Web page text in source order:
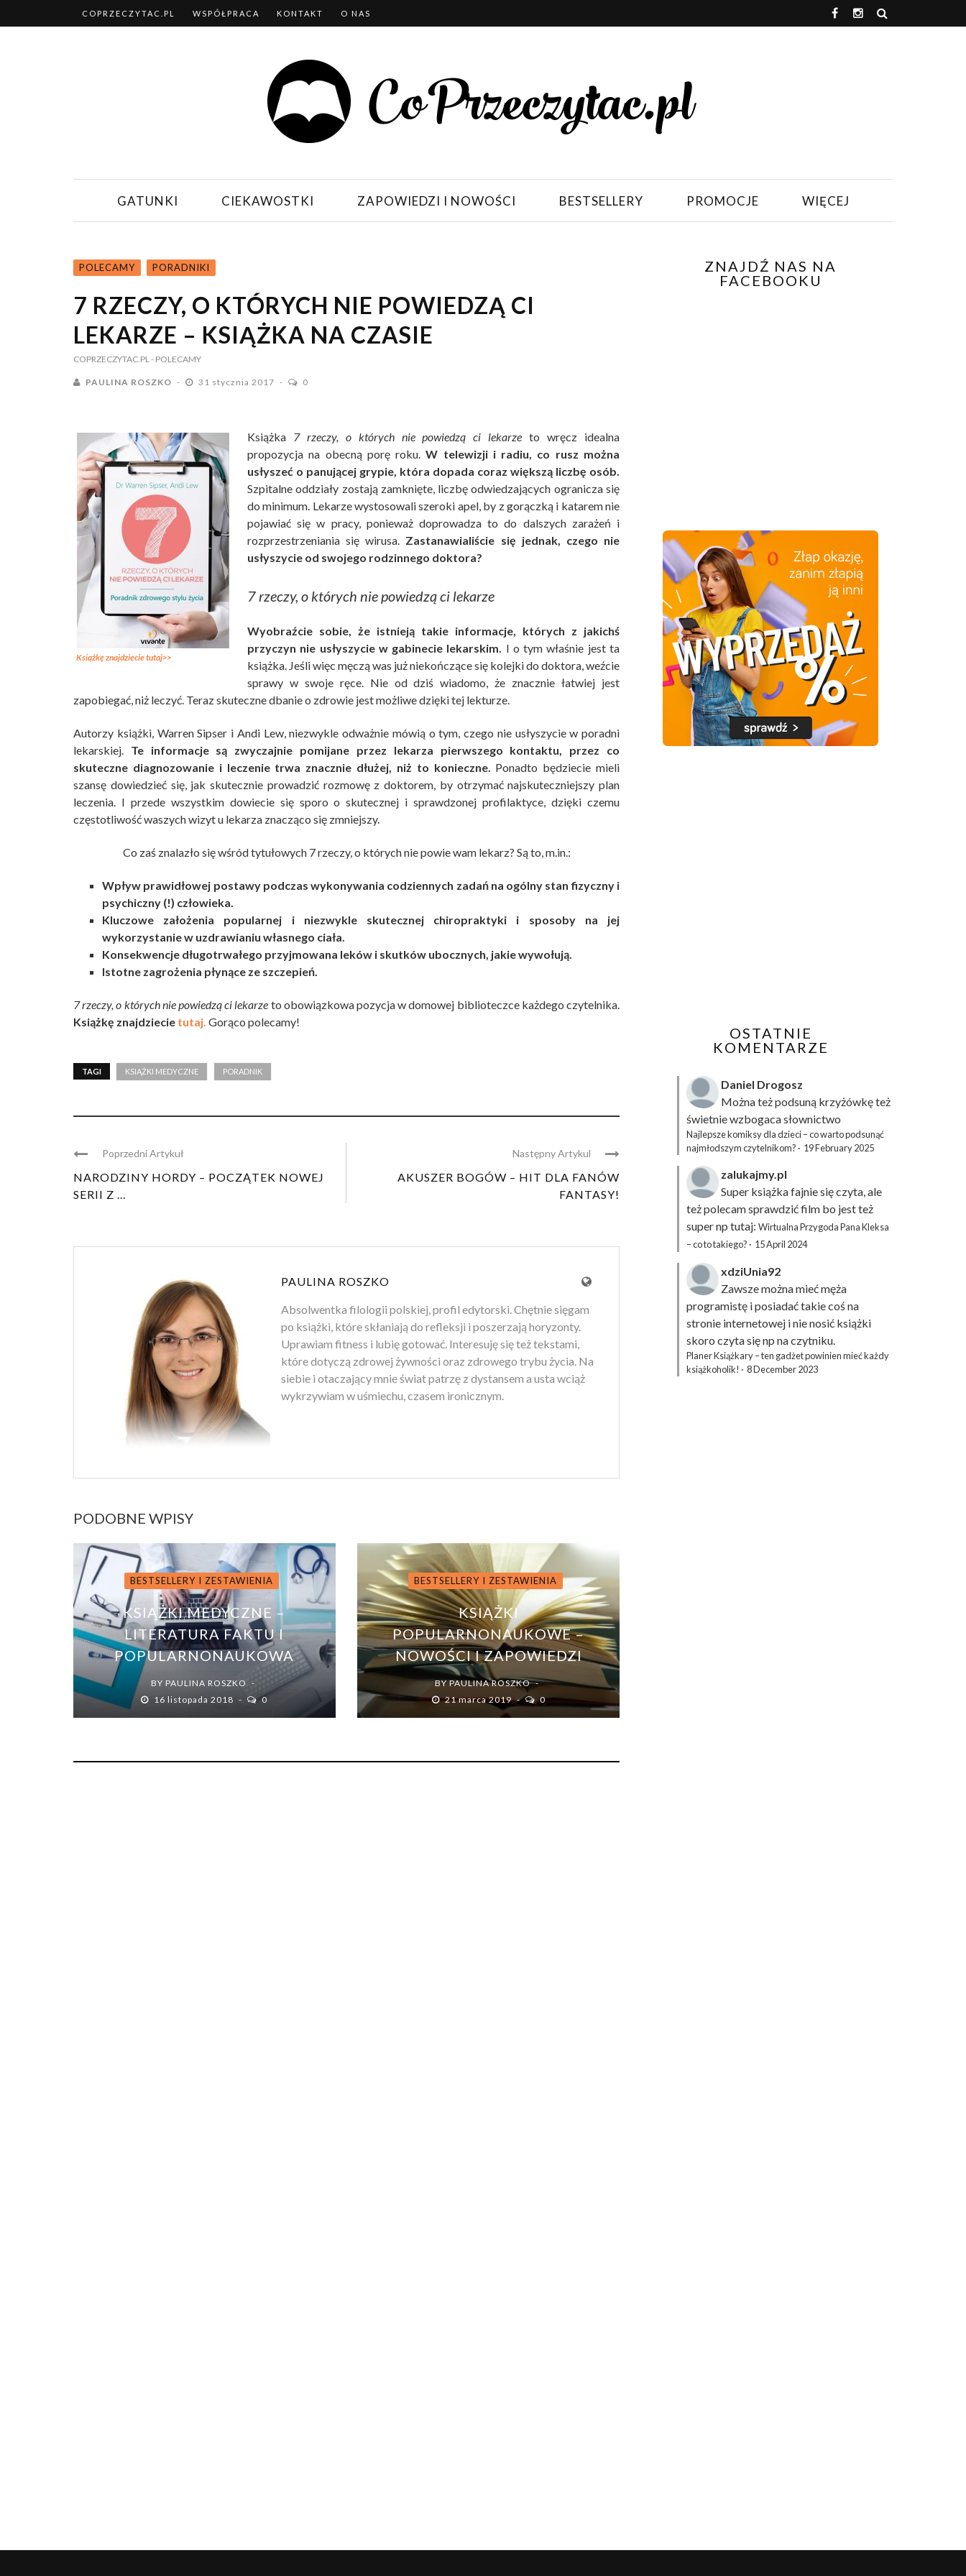
COPRZECZYTAC.PL WSPÓŁPRACA KONTAKT O NAS
GATUNKI CIEKAWOSTKI ZAPOWIEDZI I NOWOŚCI BESTSELLERY PROMOCJE WIĘCEJ
POLECAMY PORADNIKI
7 RZECZY, O KTÓRYCH NIE POWIEDZĄ CI
LEKARZE – KSIĄŻKA NA CZASIE
COPRZECZYTAC.PL- POLECAMY
PAULINA ROSZKO 31 stycznia 2017 0
Książkę znajdziecie tutaj>>
Książka 7 rzeczy, o których nie powiedzą ci lekarze to wręcz idealna
propozycja na obecną porę roku.W telewizji i radiu, co rusz można
usłyszeć o panującej grypie, która dopada coraz większą liczbę osób.
Szpitalne oddziały zostają zamknięte, liczbę odwiedzających ogranicza się
do minimum. Lekarze wystosowali szeroki apel, by z gorączką i katarem nie
pojawiać się w pracy, ponieważ doprowadza to do dalszych zarażeń i
rozprzestrzeniania się wirusa. Zastanawialiście się jednak, czego nie
usłyszycie od swojego rodzinnego doktora?
7 rzeczy, o których nie powiedzą ci lekarze
Wyobraźcie sobie, że istnieją takie informacje, których z jakichś
przyczyn nie usłyszycie w gabinecie lekarskim. I o tym właśnie jest ta
książka. Jeśli więc męczą was już niekończące się kolejki do doktora, weźcie
sprawy w swoje ręce. Nie od dziś wiadomo, że znacznie łatwiej jest
zapobiegać, niż leczyć. Teraz skuteczne dbanie o zdrowie jest możliwe dzięki tej lekturze.
Autorzy książki, Warren Sipser i Andi Lew, niezwykle odważnie mówią o tym, czego nie usłyszycie w poradni
lekarskiej. Te informacje są zwyczajnie pomijane przez lekarza pierwszego kontaktu, przez co
skuteczne diagnozowanie i leczenie trwa znacznie dłużej, niż to konieczne. Ponadto będziecie mieli
szansę dowiedzieć się, jak skutecznie prowadzić rozmowę z doktorem, by otrzymać najskuteczniejszy plan
leczenia. I przede wszystkim dowiecie się sporo o skutecznej i sprawdzonej profilaktyce, dzięki czemu
częstotliwość waszych wizyt u lekarza znacząco się zmniejszy.
Co zaś znalazło się wśród tytułowych 7 rzeczy, o których nie powie wam lekarz? Są to, m.in.:
Wpływ prawidłowej postawy podczas wykonywania codziennych zadań na ogólny stan fizyczny i
psychiczny (!) człowieka.
Kluczowe założenia popularnej i niezwykle skutecznej chiropraktyki i sposoby na jej
wykorzystanie w uzdrawianiu własnego ciała.
Konsekwencje długotrwałego przyjmowana leków i skutków ubocznych, jakie wywołują.
Istotne zagrożenia płynące ze szczepień.
7 rzeczy, o których nie powiedzą ci lekarze to obowiązkowa pozycja w domowej biblioteczce każdego czytelnika.
Książkę znajdziecie tutaj. Gorąco polecamy!
TAGI KSIĄŻKI MEDYCZNE PORADNIK
Poprzedni Artykuł
NARODZINY HORDY – POCZĄTEK NOWEJ
SERII Z ...
Następny Artykul
AKUSZER BOGÓW – HIT DLA FANÓW
FANTASY!
PAULINA ROSZKO
Absolwentka filologii polskiej, profil edytorski. Chętnie sięgam
po książki, które skłaniają do refleksji i poszerzają horyzonty.
Uprawiam fitness i lubię gotować. Interesuję się też tekstami,
które dotyczą zdrowej żywności oraz zdrowego trybu życia. Na
siebie i otaczający mnie świat patrzę z dystansem a usta wciąż
wykrzywiam w uśmiechu, czasem ironicznym.
PODOBNE WPISY
BESTSELLERY I ZESTAWIENIA
KSIĄŻKI MEDYCZNE –
LITERATURA FAKTU I
POPULARNONAUKOWA
BY PAULINA ROSZKO
16 listopada 2018
0
BESTSELLERY I ZESTAWIENIA
KSIĄŻKI
POPULARNONAUKOWE –
NOWOŚCI I ZAPOWIEDZI
BYPAULINA ROSZKO
21 marca 2019
0
ZNAJDŹ NAS NA
FACEBOOKU
OSTATNIE
KOMENTARZE
Daniel Drogosz
Można też podsuną krzyżówkęteż
świetnie wzbogaca słownictwo
Najlepsze komiksy dla dzieci – co warto podsunąć
najmłodszym czytelnikom? · 19 February 2025
zalukajmy.pl
Super książka fajnie się czyta, ale
też polecam sprawdzić film bo jest też
super np tutaj: Wirtualna Przygoda Pana Kleksa
– co to takiego? · 15 April 2024
xdziUnia92
Zawsze można mieć męża
programistę i posiadać takie coś na
stronie internetowej i nie nosić książki
skoro czyta się np na czytniku.
Planer Książkary – ten gadżet powinien mieć każdy
książkoholik! · 8 December 2023